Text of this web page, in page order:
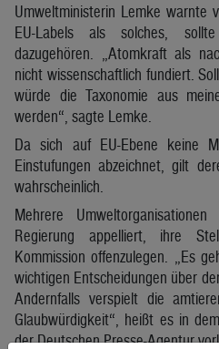
Umweltministerin Lemke warnte
EU-Labels als solches,
dazugehören. „Atomkraft als
nicht wissenschaftlich fundiert.
würde die Taxonomie aus
werden“, sagte Lemke.
Da sich auf EU-Ebene keine
Einstufungen abzeichnet, gilt
wahrscheinlich.
Mehrere
Regierung appelliert, ihre
Kommission offenzulegen. „Es
wichtigen Entscheidungen über
Andernfalls verspielt die
Glaubwürdigkeit“, heißt es in
der Deutschen Presse-Agentur